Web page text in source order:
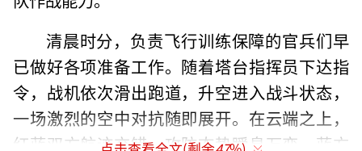
清晨时分，负责飞行训练保障的官兵们早
已做好各项准备工作。随着塔台指挥员下达指
令，战机依次滑出跑道，升空进入战斗状态，
一场激烈的空中对抗随即展开。在云端之上，
红蓝双方航迹交错，攻防态势瞬息万变。蓝方